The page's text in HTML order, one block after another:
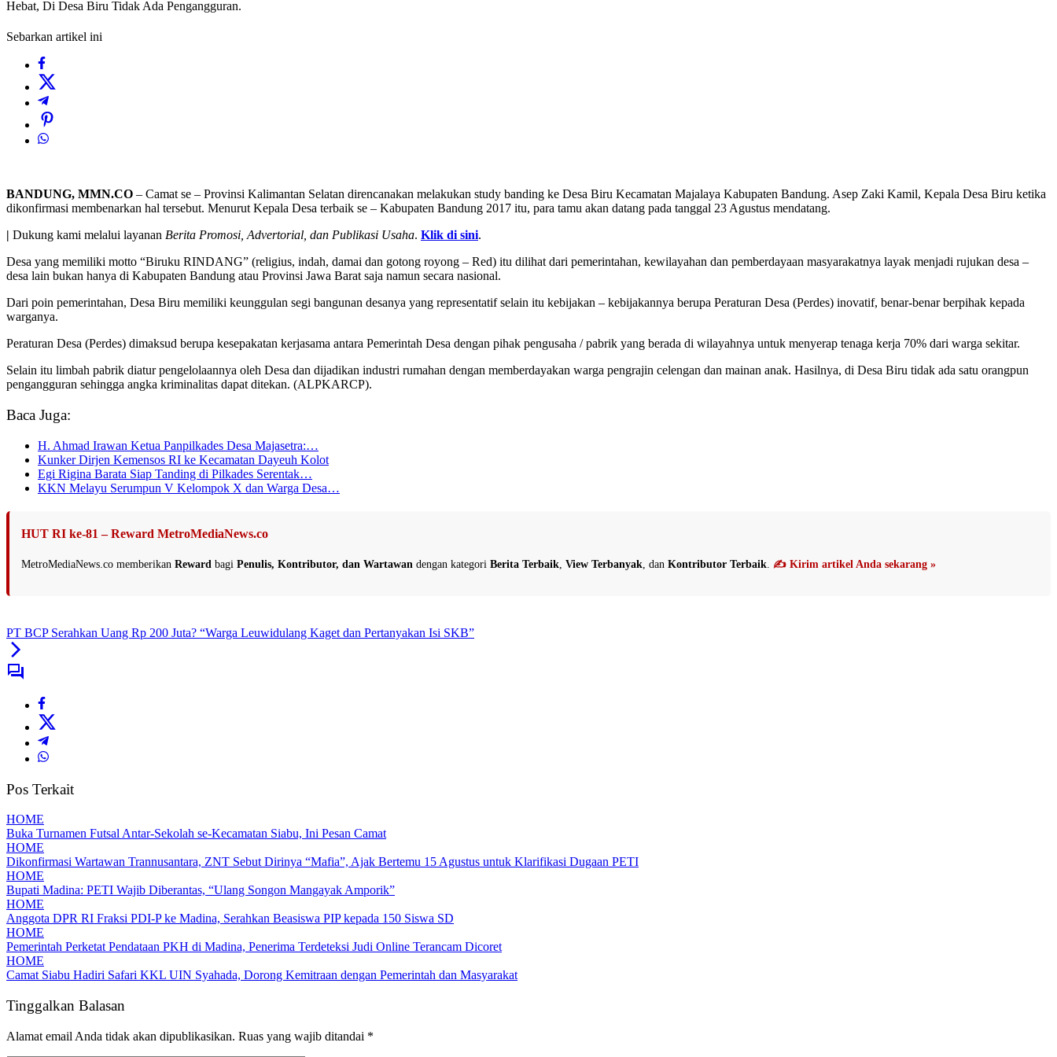
Hebat, Di Desa Biru Tidak Ada Pengangguran.
Sebarkan artikel ini
BANDUNG, MMN.CO – Camat se – Provinsi Kalimantan Selatan direncanakan melakukan study banding ke Desa Biru Kecamatan Majalaya Kabupaten Bandung. Asep Zaki Kamil, Kepala Desa Biru ketika
dikonfirmasi membenarkan hal tersebut. Menurut Kepala Desa terbaik se – Kabupaten Bandung 2017 itu, para tamu akan datang pada tanggal 23 Agustus mendatang.
| Dukung kami melalui layanan Berita Promosi, Advertorial, dan Publikasi Usaha. Klik di sini.
Desa yang memiliki motto “Biruku RINDANG” (religius, indah, damai dan gotong royong – Red) itu dilihat dari pemerintahan, kewilayahan dan pemberdayaan masyarakatnya layak menjadi rujukan desa –
desa lain bukan hanya di Kabupaten Bandung atau Provinsi Jawa Barat saja namun secara nasional.
Dari poin pemerintahan, Desa Biru memiliki keunggulan segi bangunan desanya yang representatif selain itu kebijakan – kebijakannya berupa Peraturan Desa (Perdes) inovatif, benar-benar berpihak kepada
warganya.
Peraturan Desa (Perdes) dimaksud berupa kesepakatan kerjasama antara Pemerintah Desa dengan pihak pengusaha / pabrik yang berada di wilayahnya untuk menyerap tenaga kerja 70% dari warga sekitar.
Selain itu limbah pabrik diatur pengelolaannya oleh Desa dan dijadikan industri rumahan dengan memberdayakan warga pengrajin celengan dan mainan anak. Hasilnya, di Desa Biru tidak ada satu orangpun
pengangguran sehingga angka kriminalitas dapat ditekan. (ALPKARCP).
Baca Juga:
H. Ahmad Irawan Ketua Panpilkades Desa Majasetra:…
Kunker Dirjen Kemensos RI ke Kecamatan Dayeuh Kolot
Egi Rigina Barata Siap Tanding di Pilkades Serentak…
KKN Melayu Serumpun V Kelompok X dan Warga Desa…
HUT RI ke-81 – Reward MetroMediaNews.co
MetroMediaNews.co memberikan Reward bagi Penulis, Kontributor, dan Wartawan dengan kategori Berita Terbaik View Terbanyak , dan Kontributor Terbaik ✍️ Kirim artikel Anda sekarang »
PT BCP Serahkan Uang Rp 200 Juta? “Warga Leuwidulang Kaget dan Pertanyakan Isi SKB”
Pos Terkait
HOME
Buka Turnamen Futsal Antar-Sekolah se-Kecamatan Siabu, Ini Pesan Camat
HOME
Dikonfirmasi Wartawan Trannusantara, ZNT Sebut Dirinya “Mafia”, Ajak Bertemu 15 Agustus untuk Klarifikasi Dugaan PETI
HOME
Bupati Madina: PETI Wajib Diberantas, “Ulang Songon Mangayak Amporik”
HOME
Anggota DPR RI Fraksi PDI-P ke Madina, Serahkan Beasiswa PIP kepada 150 Siswa SD
HOME
Pemerintah Perketat Pendataan PKH di Madina, Penerima Terdeteksi Judi Online Terancam Dicoret
HOME
Camat Siabu Hadiri Safari KKL UIN Syahada, Dorong Kemitraan dengan Pemerintah dan Masyarakat
Tinggalkan Balasan
Alamat email Anda tidak akan dipublikasikan. Ruas yang wajib ditandai *